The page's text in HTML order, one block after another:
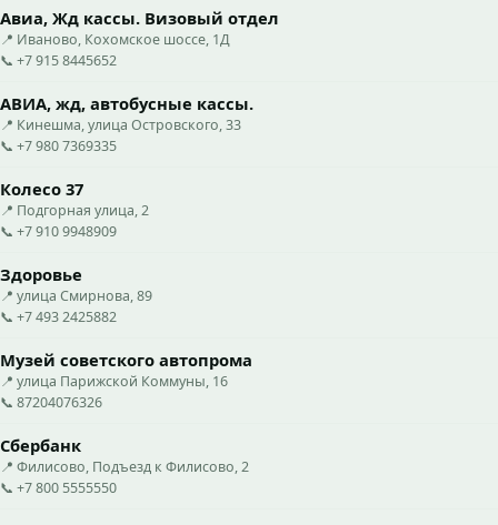
Авиа, Жд кассы. Визовый отдел
📍 Иваново, Кохомское шоссе, 1Д
📞 +7 915 8445652
АВИА, жд, автобусные кассы.
📍 Кинешма, улица Островского, 33
📞 +7 980 7369335
Колесо 37
📍 Подгорная улица, 2
📞 +7 910 9948909
Здоровье
📍 улица Смирнова, 89
📞 +7 493 2425882
Музей советского автопрома
📍 улица Парижской Коммуны, 16
📞 87204076326
Сбербанк
📍 Филисово, Подъезд к Филисово, 2
📞 +7 800 5555550